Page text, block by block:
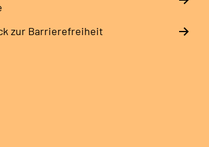
zur Barrierefreiheit